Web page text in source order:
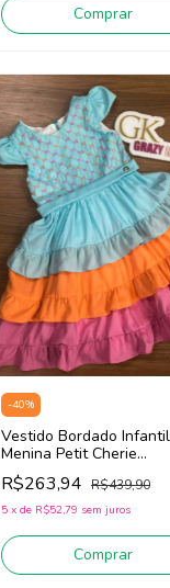
Comprar
-40%
Vestido Bordado Infantil
Menina Petit Cherie
113123216
(Azul/Laranja/Rosa)
R$263,94 R$439,90
5 x de R$52,79 sem juros
Comprar